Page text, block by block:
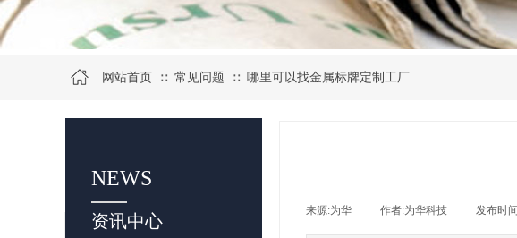
网站首页 ∷ 常见问题 ∷ 哪里可以找金属标牌定制工厂
来源:为华 作者:为华科技 发布时
NEWS
资讯中心